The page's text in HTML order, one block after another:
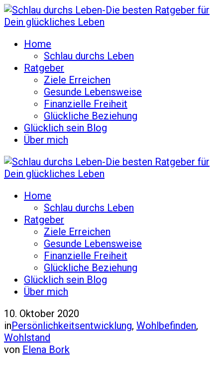
Home
Schlau durchs Leben
Ratgeber
Ziele Erreichen
Gesunde Lebensweise
Finanzielle Freiheit
Glückliche Beziehung
Glücklich sein Blog
Über mich
Home
Schlau durchs Leben
Ratgeber
Ziele Erreichen
Gesunde Lebensweise
Finanzielle Freiheit
Glückliche Beziehung
Glücklich sein Blog
Über mich
10. Oktober 2020
inPersönlichkeitsentwicklung, Wohlbefinden,
Wohlstand
von Elena Bork